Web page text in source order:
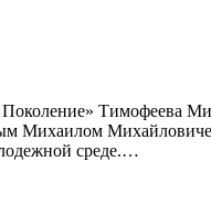
Тимофеева
Михаилом
среде.…